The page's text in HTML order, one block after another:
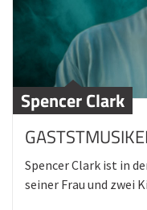
Spencer Clark
Spencer Clark ist in
seiner Frau und zwei